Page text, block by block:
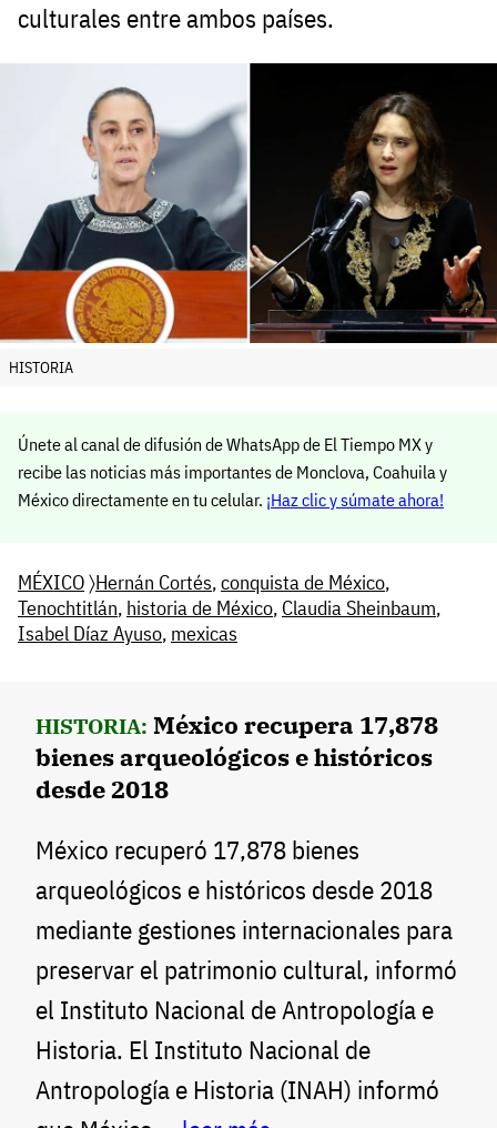
culturales entre ambos países.
HISTORIA
Únete al canal de difusión de WhatsApp de El Tiempo MX y
recibe las noticias más importantes de Monclova, Coahuila y
México directamente en tu celular. ¡Haz clic y súmate ahora!
MÉXICO〉Hernán Cortés,conquista de México,
Tenochtitlán, historia de México, Claudia Sheinbaum,
Isabel Díaz Ayuso, mexicas
HISTORIA: México recupera 17,878
bienes arqueológicos e históricos
desde 2018
México recuperó 17,878 bienes
arqueológicos e históricos desde 2018
mediante gestiones internacionales para
preservar el patrimonio cultural, informó
el Instituto Nacional de Antropología e
Historia. El Instituto Nacional de
Antropología e Historia (INAH) informó